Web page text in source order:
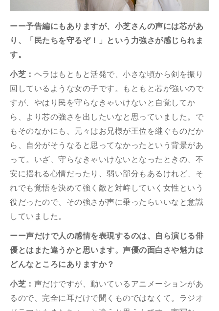
ーー予告編にもありますが、小芝さんの声には芯があ
り、「民たちを守るぞ！」という力強さが感じられま
す。
小芝： ヘラはもともと活発で、小さな頃から剣を振り
回しているような女の子です。もともと芯が強いので
すが、やはり民を守らなきゃいけないと自覚してか
ら、より芯の強さを出したいなと思っていました。で
もそのなかにも、元々はお兄様が王位を継ぐものだか
ら、自分がそうなると思ってなかったという背景があ
って。いざ、守らなきゃいけないとなったときの、不
安に揺れる心情だったり、弱い部分もあるけれど、そ
れでも覚悟を決めて強く敵と対峙していく女性という
役だったので、その強さが声に乗ったらいいなと意識
していました。
ーー声だけで人の感情を表現するのは、自ら演じる俳
優とはまた違うかと思います。声優の面白さや魅力は
どんなところにありますか？
小芝： 声だけですが、動いているアニメーションがあ
るので、完全に耳だけで聞くものではなくて。ラジオ